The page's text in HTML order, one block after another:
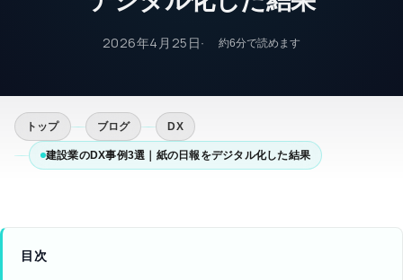
2026年4月25日 約6分で読めます
トップ ブログ DX
建設業のDX事例3選｜紙の日報をデジタル化した結果
目次